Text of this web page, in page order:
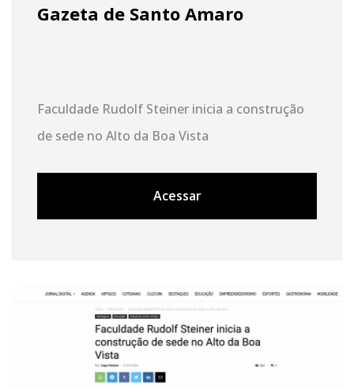
Gazeta de Santo Amaro
Faculdade Rudolf Steiner inicia a construção
de sede no Alto da Boa Vista
Acessar